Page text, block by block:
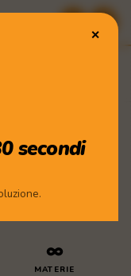
✕
secondi
∞
MATERIE